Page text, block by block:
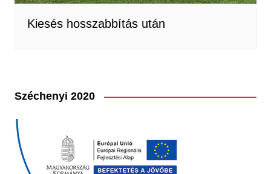
Kiesés hosszabbítás után
Széchenyi 2020